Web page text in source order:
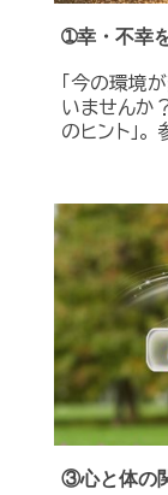
➀幸・不幸
「今の環境
いませんか
のヒント」
③心と体の